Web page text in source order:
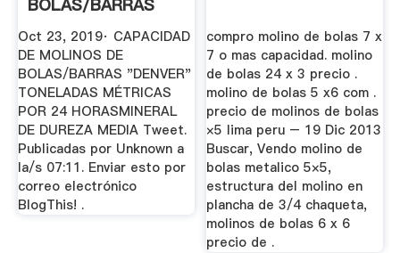
BOLAS/BARRAS
"DENVER" .
Oct 23, 2019· CAPACIDAD
DE MOLINOS DE
BOLAS/BARRAS "DENVER"
TONELADAS MÉTRICAS
POR 24 HORASMINERAL
DE DUREZA MEDIA Tweet.
Publicadas por Unknown a
la/s 07:11. Enviar esto por
correo electrónico
BlogThis! .
compro molino de bolas 7 x
7 o mas capacidad. molino
de bolas 24 x 3 precio .
molino de bolas 5 x6 com .
precio de molinos de bolas
×5 lima peru – 19 Dic 2013
Buscar, Vendo molino de
bolas metalico 5×5,
estructura del molino en
plancha de 3/4 chaqueta,
molinos de bolas 6 x 6
precio de .